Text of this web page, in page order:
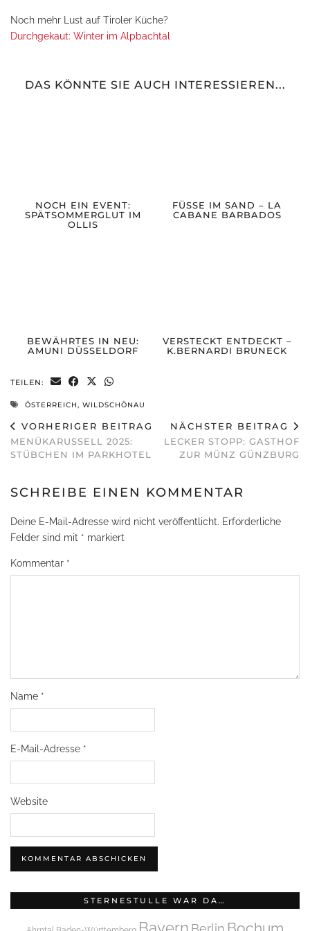
Noch mehr Lust auf Tiroler Küche?
Durchgekaut: Winter im Alpbachtal
DAS KÖNNTE SIE AUCH INTERESSIEREN...
NOCH EIN EVENT:
SPÄTSOMMERGLUT IM
OLLIS
FÜSSE IM SAND – LA C
ABANE BARBADOS
BEWÄHRTES IN NEU:
AMUNI DÜSSELDORF
VERSTECKT ENTDECKT –
K.BERNARDI BRUNECK
TEILEN:
ÖSTERREICH, WILDSCHÖNAU
VORHERIGER BEITRAG
MENÜKARUSSELL 2025:
STÜBCHEN IM PARKHOTEL
NÄCHSTER BEITRAG
LECKER STOPP: GASTHOF
ZUR MÜNZ GÜNZBURG
SCHREIBE EINEN KOMMENTAR
Deine E-Mail-Adresse wird nicht veröffentlicht. Erforderliche
Felder sind mit * markiert
Kommentar *
Name *
E-Mail-Adresse *
Website
STERNESTULLE WAR DA…